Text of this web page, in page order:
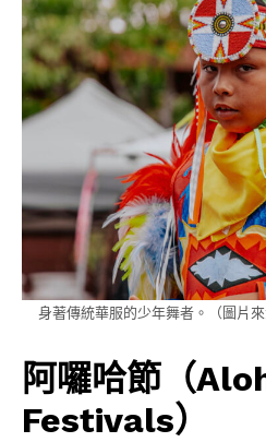
身著傳統華服的少年舞者。（圖片
阿囉哈節（
Festivals）